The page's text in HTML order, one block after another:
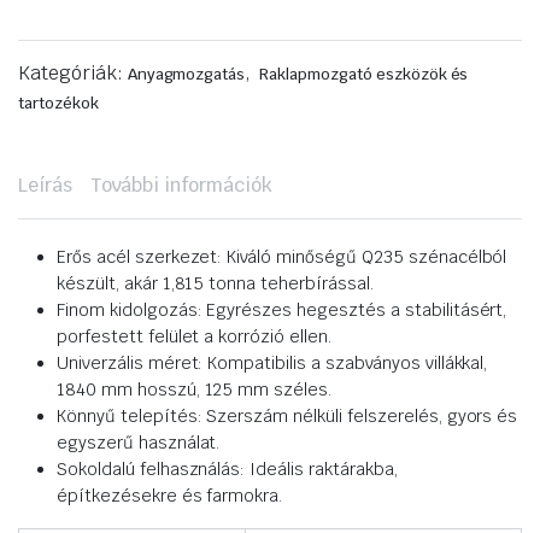
Kategóriák: Anyagmozgatás, Raklapmozgató eszközök és
tartozékok
Leírás További információk
Erős acél szerkezet: Kiváló minőségű Q235 szénacélból
készült, akár 1,815 tonna teherbírással.
Finom kidolgozás: Egyrészes hegesztés a stabilitásért,
porfestett felület a korrózió ellen.
Univerzális méret: Kompatibilis a szabványos villákkal,
1840 mm hosszú, 125 mm széles.
Könnyű telepítés: Szerszám nélküli felszerelés, gyors és
egyszerű használat.
Sokoldalú felhasználás: Ideális raktárakba,
építkezésekre és farmokra.